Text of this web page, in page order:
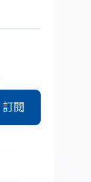
訂閱